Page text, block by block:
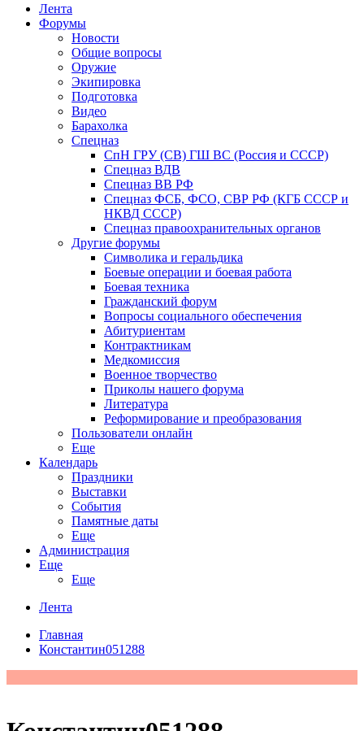
Лента
Форумы
Новости
Общие вопросы
Оружие
Экипировка
Подготовка
Видео
Барахолка
Спецназ
СпН ГРУ (СВ) ГШ ВС (Россия и СССР)
Спецназ ВДВ
Спецназ ВВ РФ
Спецназ ФСБ, ФСО, СВР РФ (КГБ СССР и
НКВД СССР)
Спецназ правоохранительных органов
Другие форумы
Символика и геральдика
Боевые операции и боевая работа
Боевая техника
Гражданский форум
Вопросы социального обеспечения
Абитуриентам
Контрактникам
Медкомиссия
Военное творчество
Приколы нашего форума
Литература
Реформирование и преобразования
Пользователи онлайн
Еще
Календарь
Праздники
Выставки
События
Памятные даты
Еще
Администрация
Еще
Еще
Лента
Главная
Константин051288